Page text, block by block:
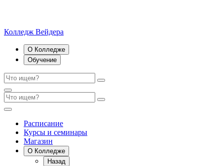
Колледж Вейдера
О Колледже
Обучение
Расписание
Курсы и семинары
Магазин
О Колледже
Назад